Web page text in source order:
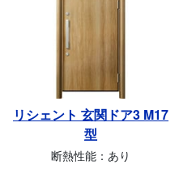
リシェント 玄関ドア3 M17
型
断熱性能：あり